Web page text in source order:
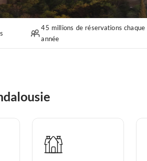
45 millions de réservations chaque
année